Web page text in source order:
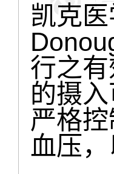
凯克
行之
的摄
严格
血压